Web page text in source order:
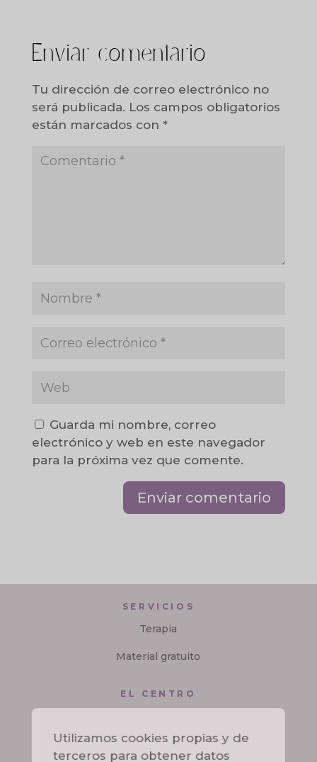
Enviar comentario
Tu dirección de correo electrónico no
será publicada. Los campos obligatorios
están marcados con *
Guarda mi nombre, correo
electrónico y web en este navegador
para la próxima vez que comente.
SERVICIOS
Terapia
Material gratuito
EL CENTRO
Contacto
Utilizamos cookies propias y de
terceros para obtener datos